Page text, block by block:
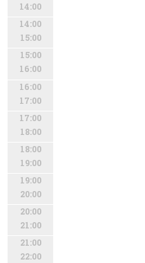
14:00
14:00
15:00
15:00
16:00
16:00
17:00
17:00
18:00
18:00
19:00
19:00
20:00
20:00
21:00
21:00
22:00